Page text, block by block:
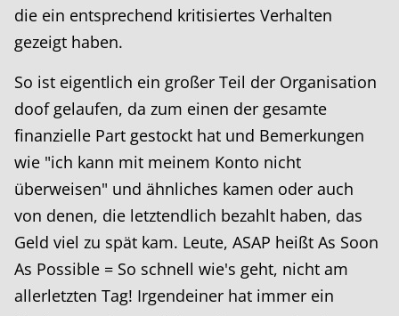
die ein entsprechend kritisiertes Verhalten
gezeigt haben.
So ist eigentlich ein großer Teil der Organisation
doof gelaufen, da zum einen der gesamte
finanzielle Part gestockt hat und Bemerkungen
wie "ich kann mit meinem Konto nicht
überweisen" und ähnliches kamen oder auch
von denen, die letztendlich bezahlt haben, das
Geld viel zu spät kam. Leute, ASAP heißt As Soon
As Possible = So schnell wie's geht, nicht am
allerletzten Tag! Irgendeiner hat immer ein